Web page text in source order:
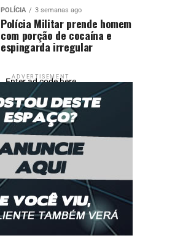
POLÍCIA 3 semanas ago
Polícia Militar prende homem
com porção de cocaína e
espingarda irregular
ADVERTISEMENT
Enter ad code here